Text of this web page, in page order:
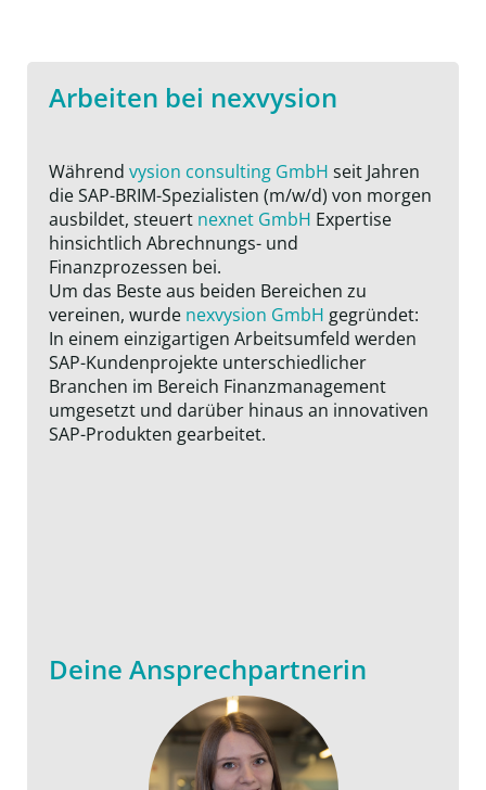
Arbeiten bei nexvysion
Während vysion consulting GmbH seit Jahren
die SAP-BRIM-Spezialisten (m/w/d) von morgen
ausbildet, steuert nexnet GmbH Expertise
hinsichtlich Abrechnungs- und
Finanzprozessen bei.
Um das Beste aus beiden Bereichen zu
vereinen, wurde nexvysion GmbH gegründet:
In einem einzigartigen Arbeitsumfeld werden
SAP-Kundenprojekte unterschiedlicher
Branchen im Bereich Finanzmanagement
umgesetzt und darüber hinaus an innovativen
SAP-Produkten gearbeitet.
Deine Ansprechpartnerin